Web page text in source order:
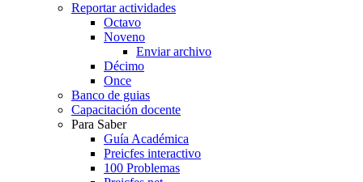
Reportar actividades
Octavo
Noveno
Enviar archivo
Décimo
Once
Banco de guias
Capacitación docente
Para Saber
Guía Académica
Preicfes interactivo
100 Problemas